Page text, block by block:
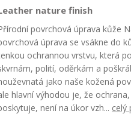
nature finish
povrchová úprava kůže
úprava se vsákne do
ochrannou vrstvu, která
polití, oděrkám a
jako naše kožená
hlavní výhodou je, že
není na úkor vzh... celý